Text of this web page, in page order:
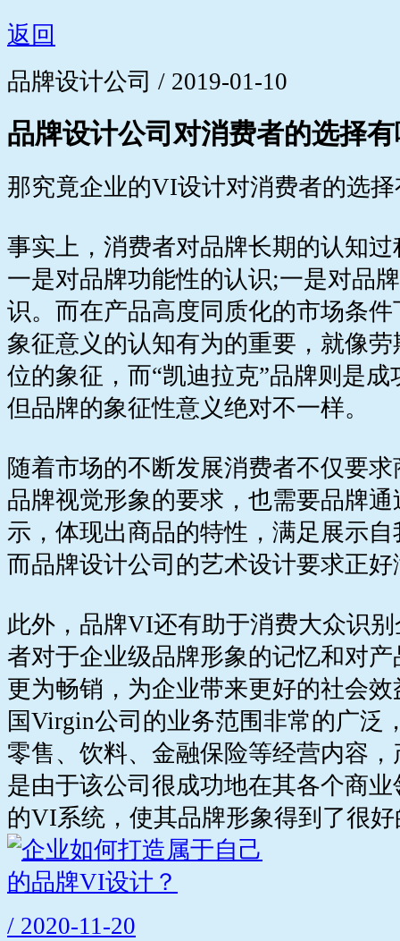
返回
品牌设计公司 / 2019-01-10
品牌设计公司对消费者的选择
那究竟企业的VI设计对消费者的选
事实上，消费者对品牌长期的认知
一是对品牌功能性的认识;一是对品
识。而在产品高度同质化的市场条
象征意义的认知有为的重要，就像
位的象征，而“凯迪拉克”品牌则是
但品牌的象征性意义绝对不一样。
随着市场的不断发展消费者不仅要
品牌视觉形象的要求，也需要品牌
示，体现出商品的特性，满足展示
而品牌设计公司的艺术设计要求正
此外，品牌VI还有助于消费大众识
者对于企业级品牌形象的记忆和对
更为畅销，为企业带来更好的社会
国Virgin公司的业务范围非常的广泛
零售、饮料、金融保险等经营内容
是由于该公司很成功地在其各个商
的VI系统，使其品牌形象得到了很
/ 2020-11-20